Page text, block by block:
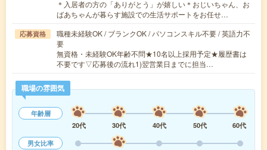
＊入居者の方の「ありがとう」が嬉しい＊おじいちゃん、お
ばあちゃんが暮らす施設での生活サポートをお任せ…
応募資格
職種未経験OK / ブランクOK / パソコンスキル不要 / 英語力不
要
無資格・未経験OK年齢不問★10名以上採用予定★履歴書は
不要です▽応募後の流れ1)翌営業日までに担当…
職場の雰囲気
年齢層
20代
30代 40代 50代
60代
男女比率